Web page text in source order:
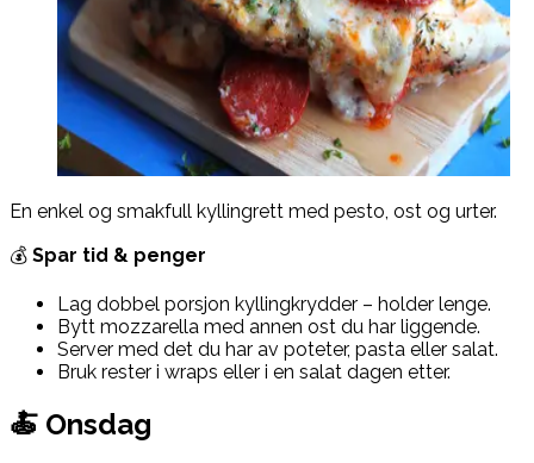
En enkel og smakfull kyllingrett med pesto, ost og urter.
💰 Spar tid & penger
Lag dobbel porsjon kyllingkrydder – holder lenge.
Bytt mozzarella med annen ost du har liggende.
Server med det du har av poteter, pasta eller salat.
Bruk rester i wraps eller i en salat dagen etter.
🍝 Onsdag